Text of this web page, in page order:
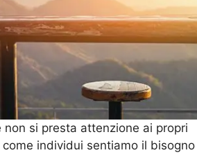
non si presta attenzione ai propri
come individui sentiamo il bisogno